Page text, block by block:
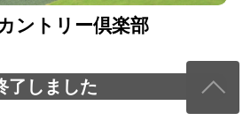
ントリー倶楽部
了しました